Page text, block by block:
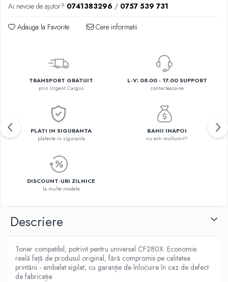
Ai nevoie de ajutor? 0741383296 / 0757 539 731
Adauga la Favorite Cere informatii
TRANSPORT GRATUIT
prin Urgent Cargus
L-V: 08.00 - 17.00 SUPPORT
contacteaza-ne
PLATI IN SIGURANTA
plateste in siguranta
BANII INAPOI
nu esti multumit?
DISCOUNT-URI ZILNICE
la multe modele
Descriere
Toner compatibil, potrivit pentru universal CF280X. Economie
reală față de produsul original, fără compromis pe calitatea
printării - ambalat sigilat, cu garanție de înlocuire în caz de defect
de fabricație.